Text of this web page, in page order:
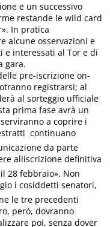
e un successivo
restande le wild card
In pratica
alcune osservazioni e
e interessati al Tor e di
gara.
pre-iscrizione on-
registrarsi; al
al sorteggio ufficiale
prima fase avrà un
a coprire i
 continuano
da parte
alliscrizione definitiva
28 febbraio». Non
i cosiddetti senatori,
le tre precedenti
però, dovranno
poi, senza dover